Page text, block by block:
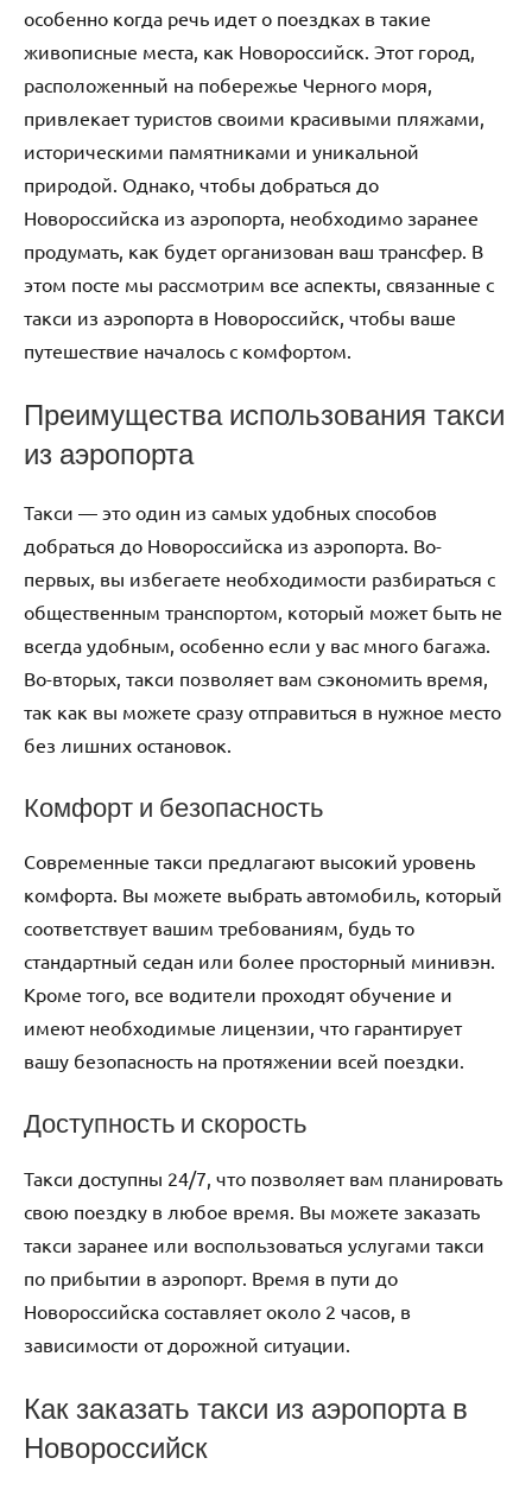
особенно когда речь идет о поездках в такие
живописные места, как Новороссийск. Этот город,
расположенный на побережье Черного моря,
привлекает туристов своими красивыми пляжами,
историческими памятниками и уникальной
природой. Однако, чтобы добраться до
Новороссийска из аэропорта, необходимо заранее
продумать, как будет организован ваш трансфер. В
этом посте мы рассмотрим все аспекты, связанные с
такси из аэропорта в Новороссийск, чтобы ваше
путешествие началось с комфортом.
Преимущества использования такси
из аэропорта
Такси — это один из самых удобных способов
добраться до Новороссийска из аэропорта. Во-
первых, вы избегаете необходимости разбираться с
общественным транспортом, который может быть не
всегда удобным, особенно если у вас много багажа.
Во-вторых, такси позволяет вам сэкономить время,
так как вы можете сразу отправиться в нужное место
без лишних остановок.
Комфорт и безопасность
Современные такси предлагают высокий уровень
комфорта. Вы можете выбрать автомобиль, который
соответствует вашим требованиям, будь то
стандартный седан или более просторный минивэн.
Кроме того, все водители проходят обучение и
имеют необходимые лицензии, что гарантирует
вашу безопасность на протяжении всей поездки.
Доступность и скорость
Такси доступны 24/7, что позволяет вам планировать
свою поездку в любое время. Вы можете заказать
такси заранее или воспользоваться услугами такси
по прибытии в аэропорт. Время в пути до
Новороссийска составляет около 2 часов, в
зависимости от дорожной ситуации.
Как заказать такси из аэропорта в
Новороссийск